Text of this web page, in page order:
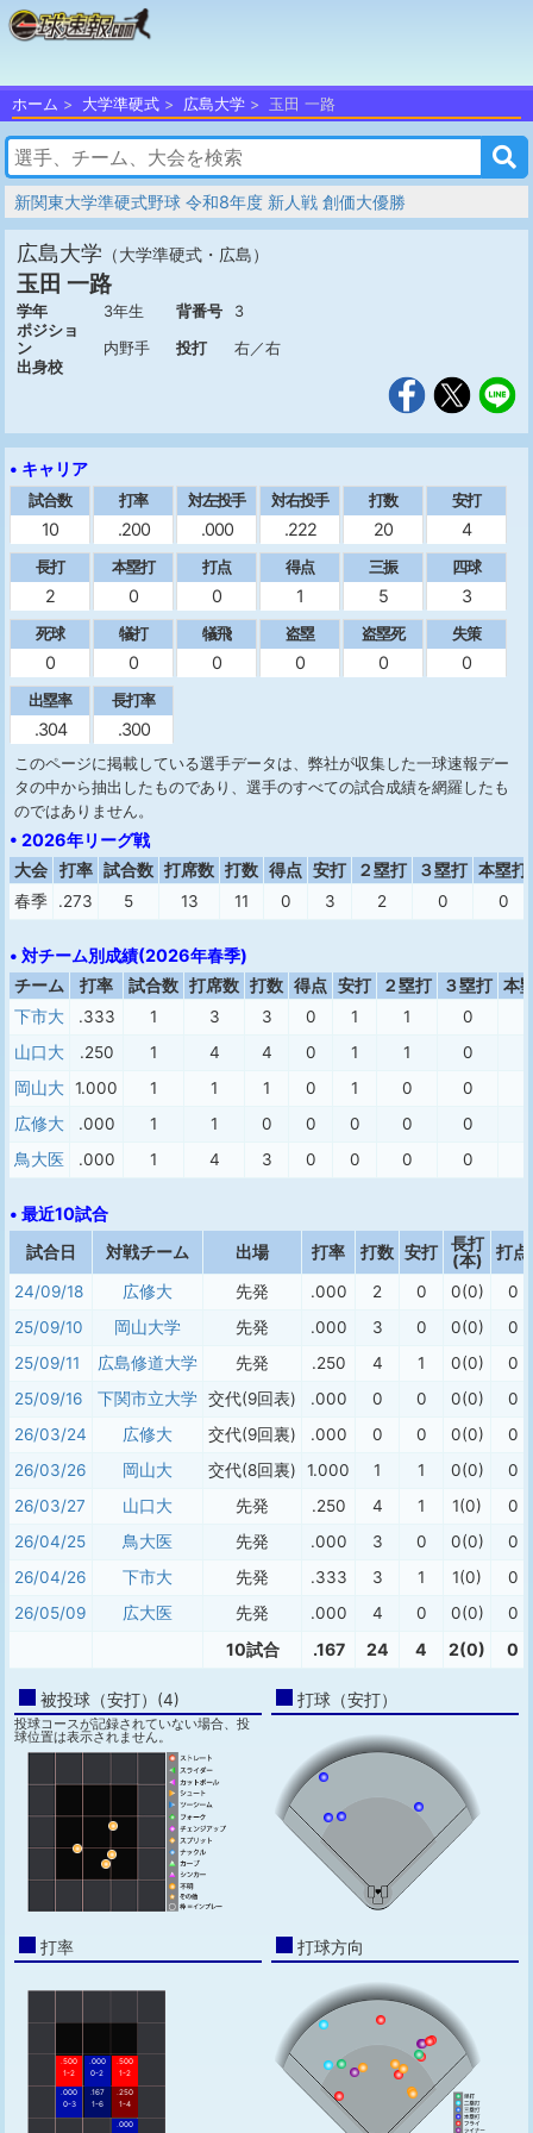
ホーム 大学準硬式 広島大学 玉田 一路
新関東大学準硬式野球 令和8年度 新人戦 創価大優勝
広島大学 （大学準硬式・広島）
玉田 一路
学年 3年生 背番号
3
ポジショ
ン
内野手 投打
右／右
出身校
• キャリア
試合数
10
打率
.200
対左投手
.000
対右投手
.222
打数
20
安打
4
長打
2
本塁打
0
打点
0
得点
1
三振
5
四球
3
死球
0
犠打
0
犠飛
0
盗塁
0
盗塁死
0
失策
0
出塁率
.304
長打率
.300
このページに掲載している選手データは、弊社が収集した一球速報デー
タの中から抽出したものであり、選手のすべての試合成績を網羅したも
のではありません。
• 2026年リーグ戦
大会 打率 試合数 打席数 打数 得点 安打 ２塁打 ３塁打 本塁打
春季
.273 5 13 11 0 3 2 0 0
• 対チーム別成績(2026年春季)
チーム 打率 試合数 打席数 打数 得点 安打 ２塁打 ３塁打 本
下市大
.333 1 3 3 0 1 1 0
山口大
.250 1 4 4 0 1 1 0
岡山大 1.000 1 1 1 0 1 0 0
広修大
.000 1 1 0 0 0 0 0
鳥大医
.000 1 4 3 0 0 0 0
• 最近10試合
試合日 対戦チーム 出場 打率 打数 安打
長打
(本)
打点
24/09/18 広修大 先発 .000 2 0 0(0)
0
25/09/10
岡山大学 先発 .000 3 0 0(0)
0
25/09/11
広島修道大学 先発 .250 4 1 0(0)
0
25/09/16
下関市立大学 交代(9回表) .000 0 0 0(0)
0
26/03/24
広修大 交代(9回裏) .000 0 0 0(0)
0
26/03/26
岡山大 交代(8回裏) 1.000 1 1 0(0)
0
26/03/27
山口大 先発 .250 4 1 1(0)
0
26/04/25
鳥大医 先発 .000 3 0 0(0)
0
26/04/26
下市大 先発 .333 3 1 1(0)
0
26/05/09
広大医 先発 .000 4 0 0(0) 0
10試合 .167 24 4 2(0) 0
被投球（安打）(4)
投球コースが記録されていない場合、投
球位置は表示されません。
打球（安打）
打率
.500
1-2
.000
0-2
.500
1-2
.000
0-3
.167
1-6
.250
1-4
.000
打球方向